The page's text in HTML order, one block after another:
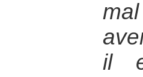
il